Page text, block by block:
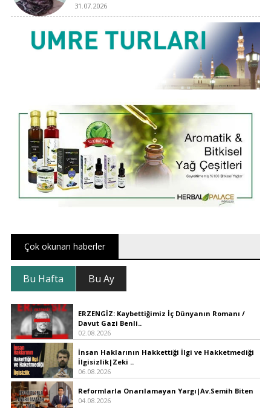
31.07.2026
Çok okunan haberler
Bu Hafta Bu Ay
ERZENGİZ: Kaybettiğimiz İç Dünyanın Romanı /
Davut Gazi Benli..
02.08.2026
İnsan Haklarının Hakkettiği İlgi ve Hakketmediği
İlgisizlik|Zeki ..
06.08.2026
Reformlarla Onarılamayan Yargı|Av.Semih Biten
04.08.2026